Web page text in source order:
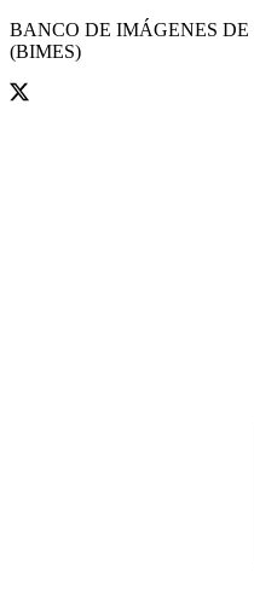
BANCO DE IMÁGENES
(BIMES)